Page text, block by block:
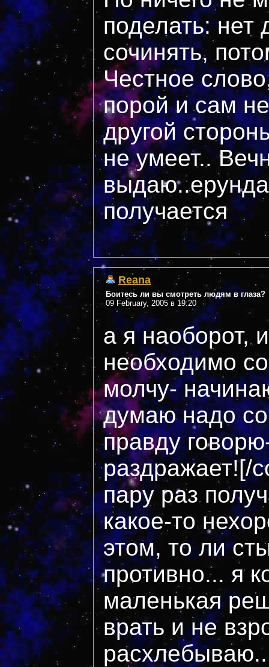
поделать: нет
сочинять,
Честное
порой и сам
другой
не умеет..
выдаю..ерунда
получается
Reana
Боитесь ли вы смотреть людям в глаза?
09 February, 2005 в 19:20
а я наоборот,
необходимо
молчу-
думаю надо
правду
раздражает![/
пару раз
какое-то
этом, то ли
противно... я
маленькая
врать и не